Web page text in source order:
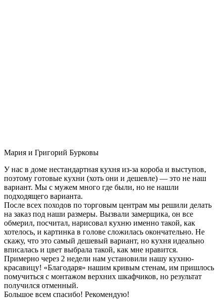
Мария и Григорий Бурковы
У нас в доме нестандартная кухня из-за короба и выступов,
поэтому готовые кухни (хоть они и дешевле) — это не наш
вариант. Мы с мужем много где были, но не нашли
подходящего варианта.
После всех походов по торговым центрам мы решили делать
на заказ под наши размеры. Вызвали замерщика, он все
обмерил, посчитал, нарисовал кухню именно такой, как
хотелось, и картинка в голове сложилась окончательно. Не
скажу, что это самый дешевый вариант, но кухня идеально
вписалась и цвет выбрала такой, как мне нравится.
Примерно через 2 недели нам установили нашу кухню-
красавицу! «Благодаря» нашим кривым стенам, им пришлось
помучиться с монтажом верхних шкафчиков, но результат
получился отменный.
Большое всем спасибо! Рекомендую!